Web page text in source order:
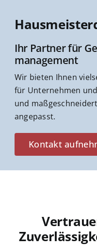
Ihr Partner für
management
Wir bieten Ihnen
für Unternehmen
und
angepasst.
Kontakt